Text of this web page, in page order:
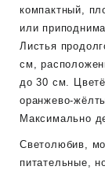
компактный,
или
Листья
см,
до 30 см.
оранжево-
Максимально
Светолюбив,
питательные,